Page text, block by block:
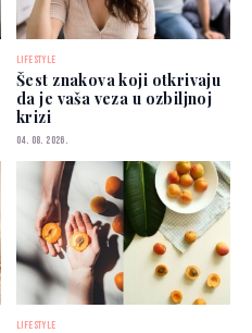
LIFESTYLE
Šest znakova koji otkrivaju
da je vaša veza u ozbiljnoj
krizi
04. 08. 2026.
LIFESTYLE